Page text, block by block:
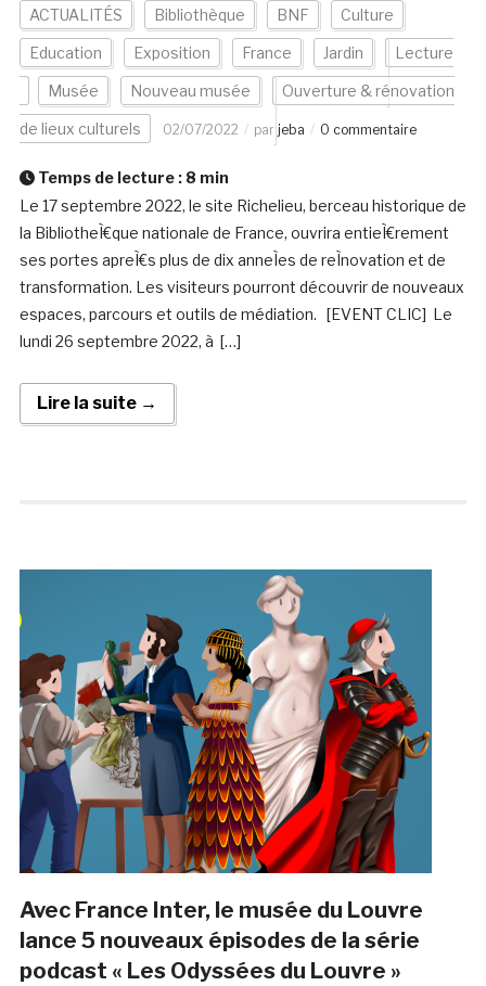
ACTUALITÉS Bibliothèque BNF Culture
Education Exposition France Jardin Lecture
Musée Nouveau musée Ouverture & rénovation
de lieux culturels 02/07/2022 par jeba 0 commentaire
Temps de lecture : 8 min
Le 17 septembre 2022, le site Richelieu, berceau historique de
la BibliotheÌ€que nationale de France, ouvrira entieÌ€rement
ses portes apreÌ€s plus de dix anneÌes de reÌnovation et de
transformation. Les visiteurs pourront découvrir de nouveaux
espaces, parcours et outils de médiation. [EVENT CLIC] Le
lundi 26 septembre 2022, à […]
Lire la suite →
Avec France Inter, le musée du Louvre
lance 5 nouveaux épisodes de la série
podcast « Les Odyssées du Louvre »